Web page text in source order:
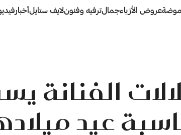
موضةعروض الأزياءجمالترفيه وفنونلايف ستايلأخبار
الفنانة
عيد ميلادها